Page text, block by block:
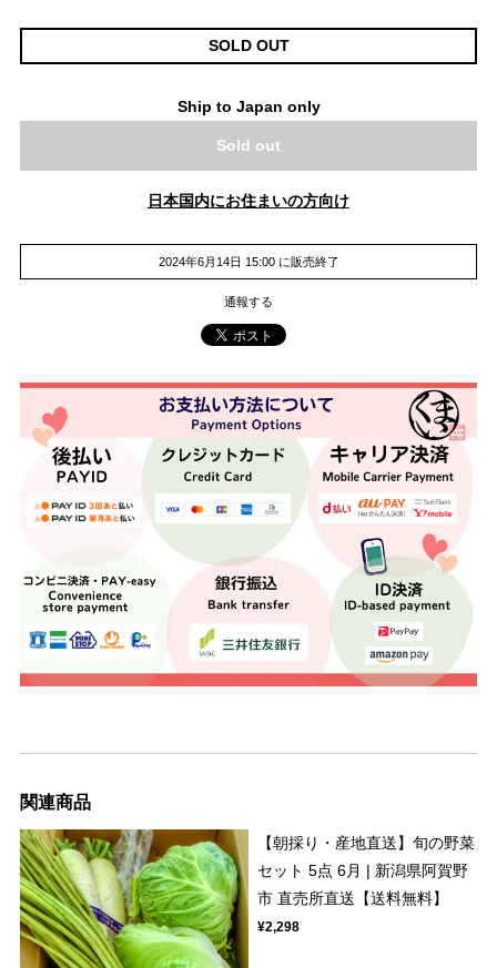
SOLD OUT
Ship to Japan only
Sold out
日本国内にお住まいの方向け
2024年6月14日 15:00 に販売終了
通報する
関連商品
【朝採り・産地直送】旬の野菜
セット 5点 6月 | 新潟県阿賀野
市 直売所直送【送料無料】
¥2,298